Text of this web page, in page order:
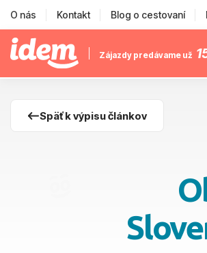
O nás Kontakt Blog o cestovaní
Zájazdy predávame už
Späť k výpisu článkov